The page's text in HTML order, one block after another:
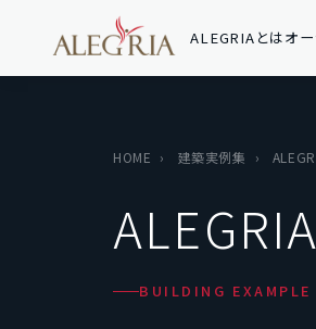
ALEGRIAとはオ
HOME › 建築実例集 ›
BUILDING EXAMPLE